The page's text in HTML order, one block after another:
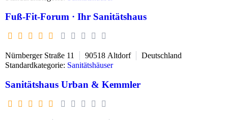
Fuß-Fit-Forum · Ihr Sanitätshaus
Nürnberger Straße 11 90518 Altdorf
Deutschland
Standardkategorie: Sanitätshäuser
Sanitätshaus Urban & Kemmler